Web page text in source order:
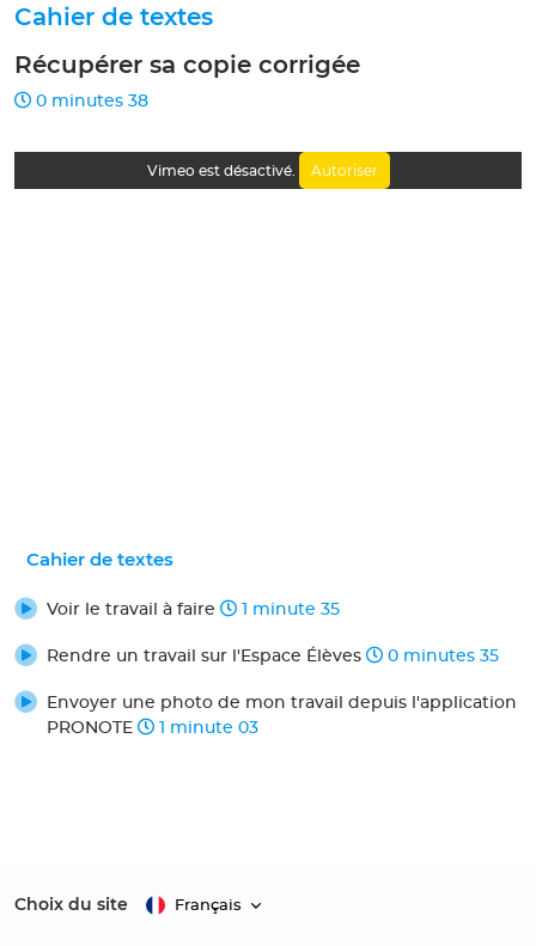
Cahier de textes
Récupérer sa copie corrigée
0 minutes 38
Vimeo est désactivé. Autoriser
Cahier de textes
Voir le travail à faire 1 minute 35
Rendre un travail sur l'Espace Élèves 0 minutes 35
Envoyer une photo de mon travail depuis l'application
PRONOTE
1 minute 03
Choix du site Français